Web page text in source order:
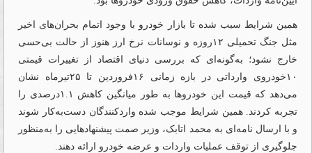
همین شرایط سبب شده تا بازار خودرو با وجود اتمام بحران‌های اخیر
مثل جنگ تحمیلی ۱۲روزه و نوسانات نرخ ارز هنوز از حالت بی‌حسی
خارج نشود؛ به‌گونه‌ای که بررسی دنیای اقتصاد از تغییرات قیمتی
۱۰خودروی وارداتی در بازه زمانی ۱۶فروردین تا ۲۵تیرماه نشان
می‌دهد که قیمت این خودروها به طور میانگین کاهش ۱.۱درصدی را
تجربه کردند. همین شرایط موجب شده واردکنندگان دست‌به‌کار شوند
و با ارسال نامه‌ای به محمد اتابک،‌ وزیر صمت پیشنهادهایی را به‌منظور
جلوگیری از توقف عملیات واردات و عرضه خودرو ارائه دهند.